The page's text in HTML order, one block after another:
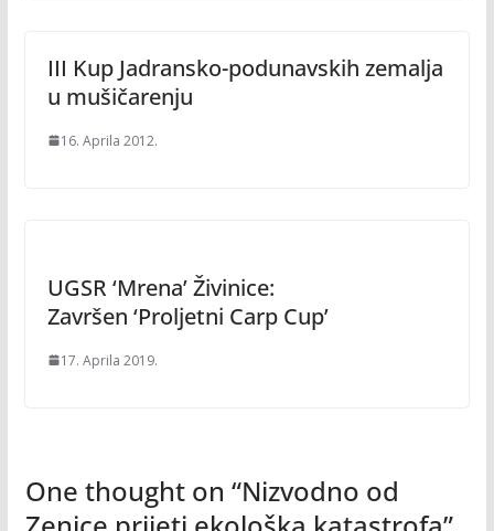
III Kup Jadransko-podunavskih zemalja
u mušičarenju
16. Aprila 2012.
UGSR ‘Mrena’ Živinice:
Završen ‘Proljetni Carp Cup’
17. Aprila 2019.
One thought on “Nizvodno od